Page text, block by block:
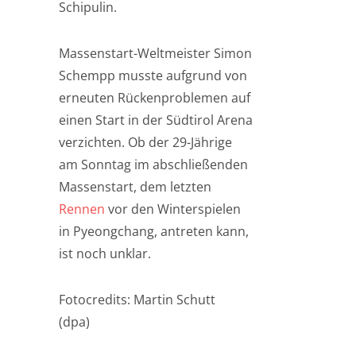
Schipulin.
Massenstart-Weltmeister Simon
Schempp musste aufgrund von
erneuten Rückenproblemen auf
einen Start in der Südtirol Arena
verzichten. Ob der 29-Jährige
am Sonntag im abschließenden
Massenstart, dem letzten
Rennen vor den Winterspielen
in Pyeongchang, antreten kann,
ist noch unklar.
Fotocredits: Martin Schutt
(dpa)